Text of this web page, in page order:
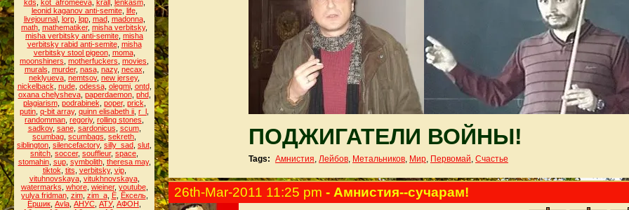
kds kot_afromeeva, krall, lenkasm,
leonid kaganov anti-semite, life,
livejournal, lorp, lqp, mad, madonna,
math mathematiker, misha verbitsky,
misha verbitsky anti-semite misha
verbitsky rabid anti-semite, misha
verbitsky stool pigeon, moma,
moonshiners motherfuckers movies
murals murder, nasa, nazy, necax
neklyueva nemtsov, new jersey,
nickelback nude, odessa, olegmi, ontd,
oxana chelysheva, paperdaemon, phd,
plagiarism, podrabinek poper, prick
putin q-bit array, quinn elisabeth ii r_l
randomman regoriy, rolling stones
sadkov, sane, sardonicus scum,
scumbag scumbags sekreth
siblington silencefactory, silly_sad slut
snitch soccer, souffleur, space
stomahin, sup, symbolith, theresa may,
tiktok tits verbitsky, vip,
vituhnovskaya, vitukhnovskaya,
watermarks whore, wieiner, youtube,
yulya fridman, zim, zim_a, Ё, Ёксель,
Ёршик Аvla АНУС АТУ, АФОН
ПОДЖИГАТЕЛИ ВОЙНЫ!
Tags: Амнистия, Лейбов, Метальников, Мир, Первомай, Счастье
26th-Mar-2011 11:25 pm - Амнистия--сучарам!